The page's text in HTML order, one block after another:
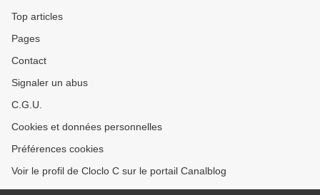
Top articles
Pages
Contact
Signaler un abus
C.G.U.
Cookies et données personnelles
Préférences cookies
Voir le profil de Cloclo C sur le portail Canalblog